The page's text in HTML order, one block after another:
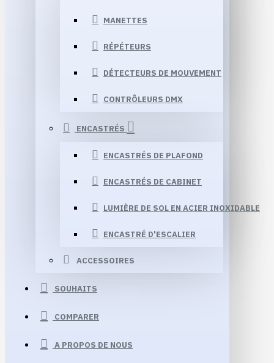
MANETTES
RÉPÉTEURS
DÉTECTEURS DE MOUVEMENT
CONTRÔLEURS DMX
ENCASTRÉS
ENCASTRÉS DE PLAFOND
ENCASTRÉS DE CABINET
LUMIÈRE DE SOL EN ACIER INOXIDABLE
ENCASTRÉ D'ESCALIER
ACCESSOIRES
SOUHAITS
COMPARER
A PROPOS DE NOUS